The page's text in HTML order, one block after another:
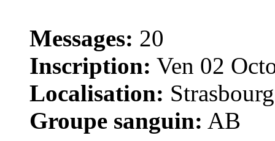
Messages: 20
Inscription: Ven 02
Localisation: Strasbourg
Groupe sanguin: AB